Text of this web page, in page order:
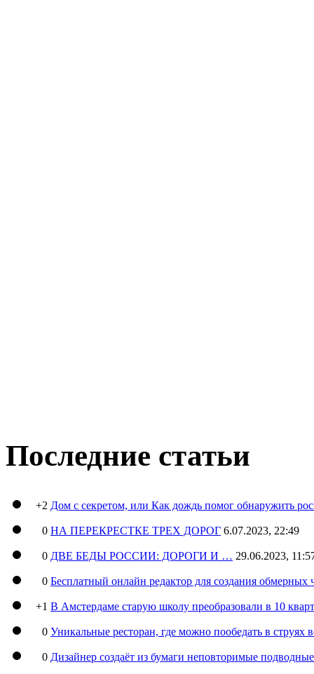
Последние статьи
+2 Дом с секретом, или Как дождь помог обнаружить
0 НА ПЕРЕКРЕСТКЕ ТРЕХ ДОРОГ 6.07.2023, 22:49
0 ДВЕ БЕДЫ РОССИИ: ДОРОГИ И … 29.06.2023,
0 Бесплатный онлайн редактор для создания обмерных
+1 В Амстердаме старую школу преобразовали в 10
0 Уникальные ресторан, где можно пообедать в струях
0 Дизайнер создаёт из бумаги неповторимые